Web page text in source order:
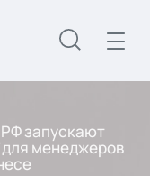
запускают
менеджеров